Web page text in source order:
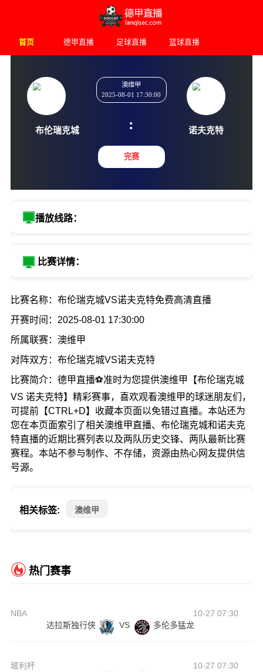
首页 德甲直播 足球直播 篮球直播
澳维甲
2025-08-01 17:30:00
:
完赛
播放线路：
比赛详情：
比赛名称：布伦瑞克城VS诺夫克特免费高清直播
开赛时间：2025-08-01 17:30:00
所属联赛：澳维甲
对阵双方：布伦瑞克城VS诺夫克特
比赛简介：德甲直播⚽准时为您提供澳维甲【布伦瑞克城
VS 诺夫克特】精彩赛事，喜欢观看澳维甲的球迷朋友们，
可提前【CTRL+D】收藏本页面以免错过直播。本站还为
您在本页面索引了相关澳维甲直播、布伦瑞克城和诺夫克
特直播的近期比赛列表以及两队历史交锋、两队最新比赛
赛程。本站不参与制作、不存储，资源由热心网友提供信
号源。
相关标签: 澳维甲
热门赛事
NBA
10-27 07:30
达拉斯独行侠
VS 多伦多猛龙
玻利杯
10-27 07:30